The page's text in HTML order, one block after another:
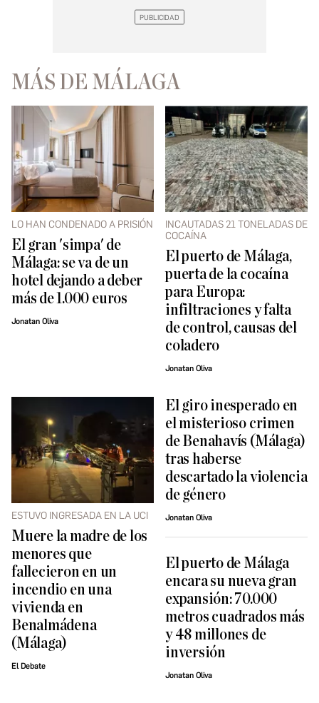
MÁS DE MÁLAGA
LO HAN CONDENADO A PRISIÓN
El gran 'simpa' de
Málaga: se va de un
hotel dejando a deber
más de 1.000 euros
Jonatan Oliva
INCAUTADAS 21 TONELADAS DE
COCAÍNA
El puerto de Málaga,
puerta de la cocaína
para Europa:
infiltraciones y falta
de control, causas del
coladero
Jonatan Oliva
ESTUVO INGRESADA EN LA UCI
Muere la madre de los
menores que
fallecieron en un
incendio en una
vivienda en
Benalmádena
(Málaga)
El Debate
El giro inesperado en
el misterioso crimen
de Benahavís (Málaga)
tras haberse
descartado la violencia
de género
Jonatan Oliva
El puerto de Málaga
encara su nueva gran
expansión: 70.000
metros cuadrados más
y 48 millones de
inversión
Jonatan Oliva